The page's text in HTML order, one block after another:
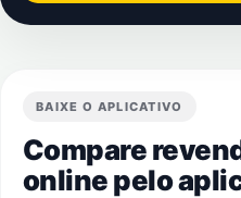
BAIXE O APLICATIVO
Compare
online pelo